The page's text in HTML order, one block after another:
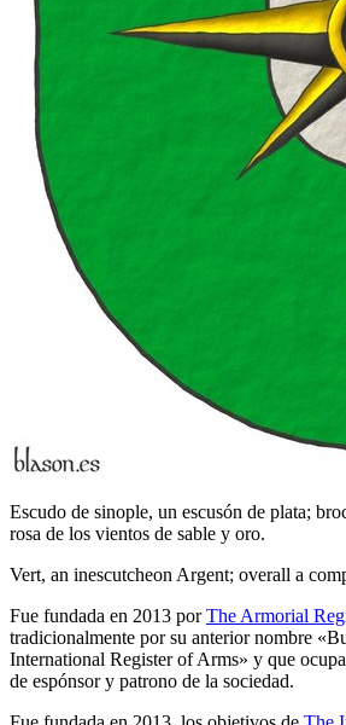
Escudo de sinople, un escusón de plata;
rosa de los vientos de sable y oro.
Vert, an inescutcheon Argent; overall a
Fue fundada en 2013 porThe Armorial
tradicionalmente por su anterior nombre «
International Register of Arms» y que
de espónsor y patrono de la sociedad.